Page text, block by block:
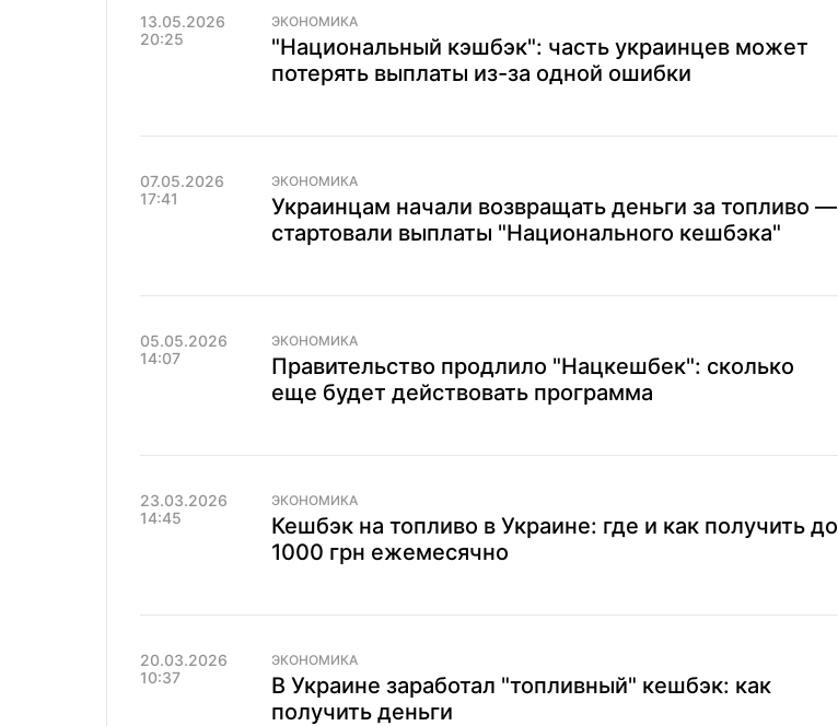
13.05.2026
20:25
ЭКОНОМИКА
"Национальный кэшбэк": часть украинцев может
потерять выплаты из-за одной ошибки
07.05.2026
17:41
ЭКОНОМИКА
Украинцам начали возвращать деньги за топливо —
стартовали выплаты "Национального кешбэка"
05.05.2026
14:07
ЭКОНОМИКА
Правительство продлило "Нацкешбек": сколько
еще будет действовать программа
23.03.2026
14:45
ЭКОНОМИКА
Кешбэк на топливо в Украине: где и как получить до
1000 грн ежемесячно
20.03.2026
10:37
ЭКОНОМИКА
В Украине заработал "топливный" кешбэк: как
получить деньги